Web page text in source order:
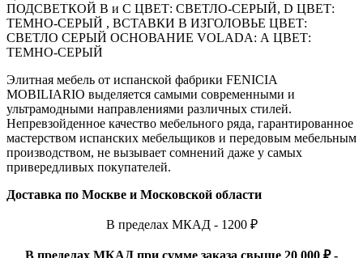
ПОДСВЕТКОЙ B и С ЦВЕТ: СВЕТЛО-СЕРЫЙ, D ЦВЕТ:
ТЕМНО-СЕРЫЙ , ВСТАВКИ В ИЗГОЛОВЬЕ ЦВЕТ:
СВЕТЛО СЕРЫЙ ОСНОВАНИЕ VOLADA: А ЦВЕТ:
ТЕМНО-СЕРЫЙ
Элитная мебель от испанской фабрики FENICIA
MOBILIARIO выделяется самыми современными и
ультрамодными направлениями различных стилей.
Непревзойденное качество мебельного ряда, гарантированное
мастерством испанских мебельщиков и передовым мебельным
производством, не вызывает сомнений даже у самых
привередливых покупателей.
Доставка по Москве и Московской области
В пределах МКАД - 1200 ₽
В пределах МКАД при сумме заказа свыше 20 000 ₽ -